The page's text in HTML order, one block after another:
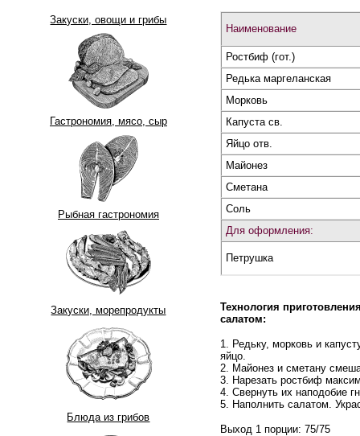
Закуски, овощи и грибы
Гастрономия, мясо, сыр
Рыбная гастрономия
Закуски, морепродукты
Блюда из грибов
Наименование
Ростбиф (гот.)
Редька маргеланская
Морковь
Капуста св.
Яйцо отв.
Майонез
Сметана
Соль
Для оформления:
Петрушка
Технология
салатом:
1. Редьку, морковь и
яйцо.
2. Майонез и сметану
3. Нарезать ростбиф
4. Свернуть их наподобие
5. Наполнить салатом.
Выход 1 порции: 75/75